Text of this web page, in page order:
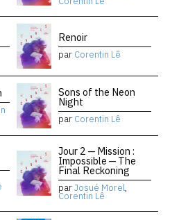
Renoir
par Corentin Lê
Sons of the Neon
Night
par Corentin Lê
Jour 2 — Mission :
Impossible — The
Final Reckoning
parJosué Morel,
Corentin Lê